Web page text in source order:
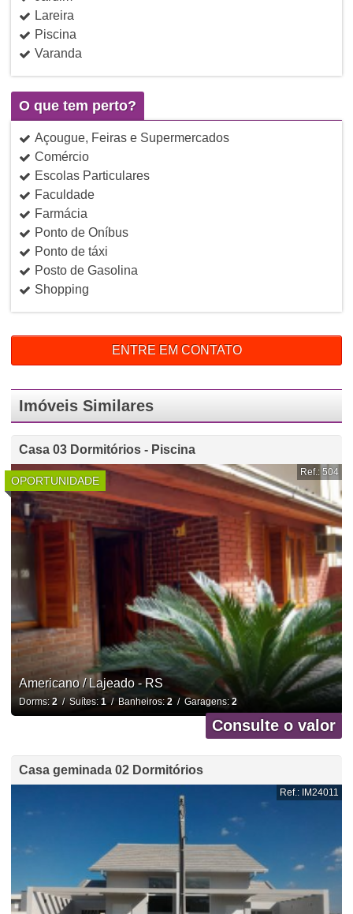
Lareira
Piscina
Varanda
O que tem perto?
Açougue, Feiras e Supermercados
Comércio
Escolas Particulares
Faculdade
Farmácia
Ponto de Oníbus
Ponto de táxi
Posto de Gasolina
Shopping
ENTRE EM CONTATO
Imóveis Similares
Casa 03 Dormitórios - Piscina
OPORTUNIDADE
Ref.: 504
Americano / Lajeado - RS
Dorms: 2/ Suítes: 1/ Banheiros:2/ Garagens:2
Consulte o valor
Casa geminada 02 Dormitórios
Ref.: IM24011